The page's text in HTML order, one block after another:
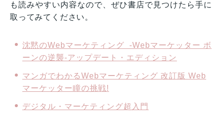
も読みやすい内容なので、ぜひ書店で見つけたら手に
取ってみてください。
沈黙のWebマーケティング -Webマーケッター ボ
ーンの逆襲-アップデート・エディション
マンガでわかるWebマーケティング 改訂版 Web
マーケッター瞳の挑戦!
デジタル・マーケティング超入門